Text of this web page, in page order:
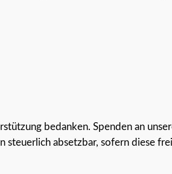
bedanken. Spenden an
steuerlich absetzbar, sofern diese